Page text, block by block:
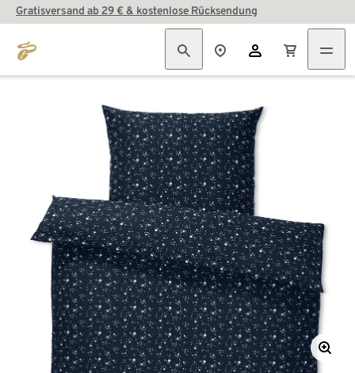
Gratisversand ab 29 € & kostenlose Rücksendung